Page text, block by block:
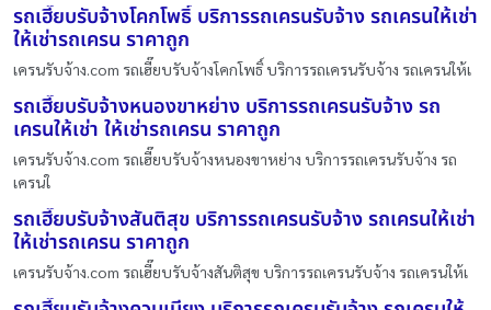
รถเฮี๊ยบรับจ้างโคกโพธิ์ บริการรถเครนรับจ้าง รถเครนให้เช่า
ให้เช่ารถเครน ราคาถูก
เครนรับจ้าง.com รถเฮี๊ยบรับจ้างโคกโพธิ์ บริการรถเครนรับจ้าง รถเครนให้เ
รถเฮี๊ยบรับจ้างหนองขาหย่าง บริการรถเครนรับจ้าง รถ
เครนให้เช่า ให้เช่ารถเครน ราคาถูก
เครนรับจ้าง.com รถเฮี๊ยบรับจ้างหนองขาหย่าง บริการรถเครนรับจ้าง รถ
เครนใ
รถเฮี๊ยบรับจ้างสันติสุข บริการรถเครนรับจ้าง รถเครนให้เช่า
ให้เช่ารถเครน ราคาถูก
เครนรับจ้าง.com รถเฮี๊ยบรับจ้างสันติสุข บริการรถเครนรับจ้าง รถเครนให้เ